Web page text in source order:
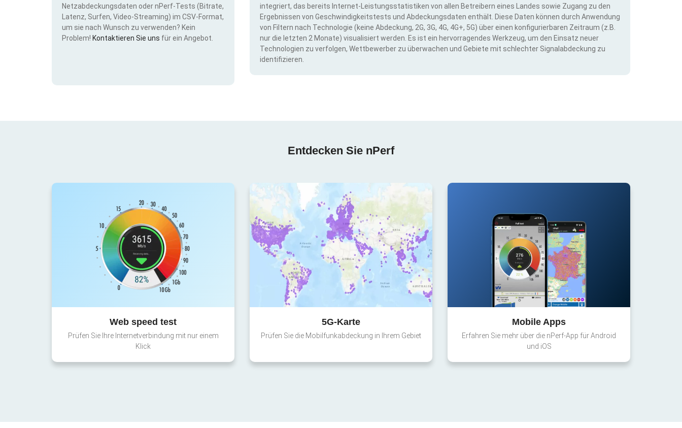
Netzabdeckungsdaten oder nPerf-Tests (Bitrate,
Latenz, Surfen, Video-Streaming) im CSV-Format,
um sie nach Wunsch zu verwenden? Kein
Problem! Kontaktieren Sie uns für ein Angebot.
integriert, das bereits Internet-Leistungsstatistiken von allen Betreibern eines Landes sowie Zugang zu den
Ergebnissen von Geschwindigkeitstests und Abdeckungsdaten enthält. Diese Daten können durch Anwendung
von Filtern nach Technologie (keine Abdeckung, 2G, 3G, 4G, 4G+, 5G) über einen konfigurierbaren Zeitraum (z.B.
nur die letzten 2 Monate) visualisiert werden. Es ist ein hervorragendes Werkzeug, um den Einsatz neuer
Technologien zu verfolgen, Wettbewerber zu überwachen und Gebiete mit schlechter Signalabdeckung zu
identifizieren.
Entdecken Sie nPerf
Web speed test
Prüfen Sie Ihre Internetverbindung mit nur einem
Klick
5G-Karte
Prüfen Sie die Mobilfunkabdeckung in Ihrem Gebiet
Mobile Apps
Erfahren Sie mehr über die nPerf-App für Android
und iOS